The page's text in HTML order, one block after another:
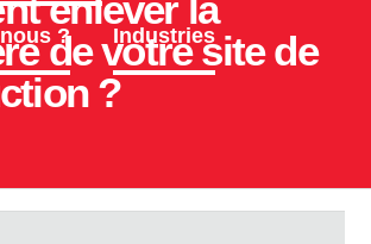
? Industries
de votre site de
?